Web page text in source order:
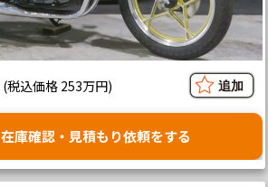
(税込価格 253万円)
在庫確認・見積もり依頼をする